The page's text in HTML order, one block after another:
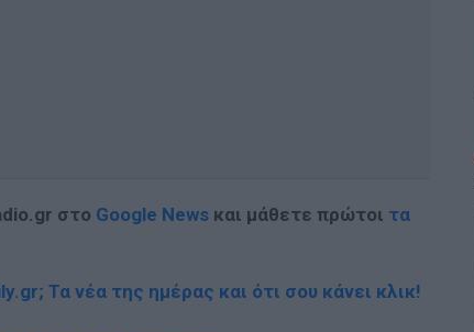
στο Google News και μάθετε πρώτοι τα
Τα νέα της ημέρας και ότι σου κάνει κλικ!